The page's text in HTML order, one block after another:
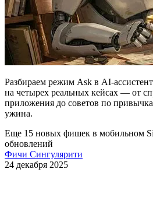
Разбираем режим Ask в AI-
на четырех реальных кейсах — от
приложения до советов по
ужина.
Еще 15 новых фишек в мобильном
обновлений
Фичи Сингулярити
24 декабря 2025